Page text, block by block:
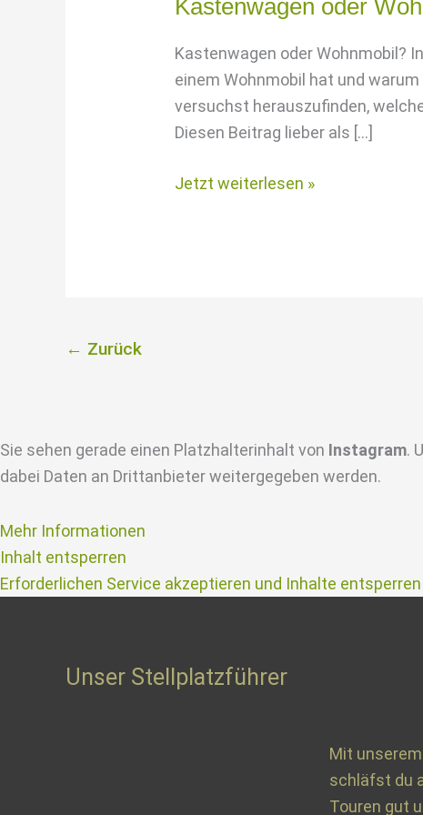
Kastenwagen oder
Kastenwagen oder Wohnmobil?
einem Wohnmobil hat und
versuchst herauszufinden,
Diesen Beitrag lieber als […]
Kastenwagen
Jetzt weiterlesen »
← Zurück
Sie sehen gerade einen Platzhalterinhalt von Instagram.
dabei Daten an Drittanbieter weitergegeben werden.
Mehr Informationen
Inhalt entsperren
Erforderlichen Service akzeptieren und Inhalte entsperren
Unser Stellplatzführer
Mit
schläfst du
Touren gut